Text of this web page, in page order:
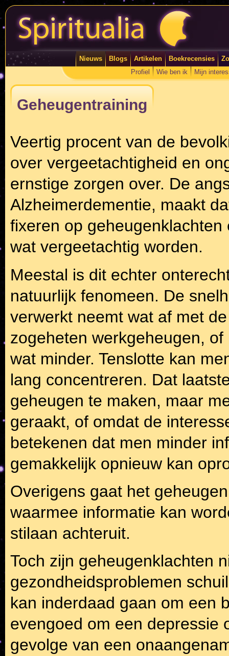
Nieuws Blogs Artikelen Boekrecensies
Profiel
Wie ben ik Mijn
Geheugentraining
Veertig procent van de
over vergeetachtigheid en
ernstige zorgen over. De
Alzheimerdementie, maakt
fixeren op
wat vergeetachtig worden.
Meestal is dit echter
natuurlijk fenomeen. De
verwerkt neemt wat af met
zogeheten werkgeheugen,
wat minder. Tenslotte kan
lang concentreren. Dat
geheugen te maken, maar
geraakt, of omdat de
betekenen dat men minder
gemakkelijk opnieuw kan
Overigens gaat het
waarmee informatie kan
stilaan achteruit.
Toch zijn geheugenklachten
gezondheidsproblemen
kan inderdaad gaan om een
evengoed om een depressie
gevolge van een